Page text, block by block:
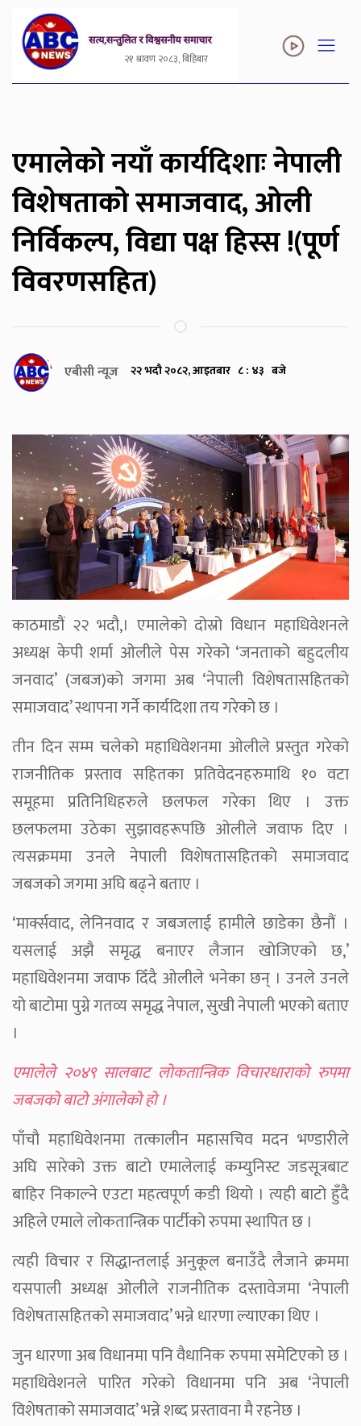
२१ श्रावण २०८३, बिहिबार
एमालेको नयाँ कार्यदिशाः नेपाली
विशेषताको समाजवाद, ओली
निर्विकल्प, विद्या पक्ष हिस्स !(पूर्ण
विवरणसहित)
एबीसी न्यूज २२ भदौ २०८२, आइतबार ८ : ४३ बजे
काठमाडौं २२ भदौ,। एमालेको दोस्रो विधान महाधिवेशनले
अध्यक्ष केपी शर्मा ओलीले पेस गरेको ‘जनताको बहुदलीय
जनवाद’ (जबज)को जगमा अब ‘नेपाली विशेषतासहितको
समाजवाद’ स्थापना गर्ने कार्यदिशा तय गरेको छ ।
तीन दिन सम्म चलेको महाधिवेशनमा ओलीले प्रस्तुत गरेको
राजनीतिक प्रस्ताव सहितका प्रतिवेदनहरुमाथि १० वटा
समूहमा प्रतिनिधिहरुले छलफल गरेका थिए । उक्त
छलफलमा उठेका सुझावहरूपछि ओलीले जवाफ दिए ।
त्यसक्रममा उनले नेपाली विशेषतासहितको समाजवाद
जबजको जगमा अघि बढ्ने बताए ।
‘मार्क्सवाद, लेनिनवाद र जबजलाई हामीले छाडेका छैनौं ।
यसलाई अझै समृद्ध बनाएर लैजान खोजिएको छ,’
महाधिवेशनमा जवाफ दिँदै ओलीले भनेका छन् । उनले उनले
यो बाटोमा पुग्ने गतव्य समृद्ध नेपाल, सुखी नेपाली भएको बताए
।
एमालेले २०४९ सालबाट लोकतान्त्रिक विचारधाराको रुपमा
जबजको बाटो अंगालेको हो ।
पाँचौ महाधिवेशनमा तत्कालीन महासचिव मदन भण्डारीले
अघि सारेको उक्त बाटो एमालेलाई कम्युनिस्ट जडसूत्रबाट
बाहिर निकाल्ने एउटा महत्वपूर्ण कडी थियो । त्यही बाटो हुँदै
अहिले एमाले लोकतान्त्रिक पार्टीको रुपमा स्थापित छ ।
त्यही विचार र सिद्धान्तलाई अनुकूल बनाउँदै लैजाने क्रममा
यसपाली अध्यक्ष ओलीले राजनीतिक दस्तावेजमा ‘नेपाली
विशेषतासहितको समाजवाद’ भन्ने धारणा ल्याएका थिए ।
जुन धारणा अब विधानमा पनि वैधानिक रुपमा समेटिएको छ ।
महाधिवेशनले पारित गरेको विधानमा पनि अब ‘नेपाली
विशेषताको समाजवाद’ भन्ने शब्द प्रस्तावना मै रहनेछ ।